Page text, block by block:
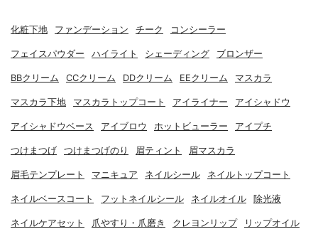
化粧下地 ファンデーション チーク コンシーラー
フェイスパウダー ハイライト シェーディング ブロンザー
BBクリーム CCクリーム DDクリーム EEクリーム マスカラ
マスカラ下地 マスカラトップコート アイライナー アイシャドウ
アイシャドウベース アイブロウ ホットビューラー アイプチ
つけまつげ つけまつげのり 眉ティント 眉マスカラ
眉毛テンプレート マニキュア ネイルシール ネイルトップコート
ネイルベースコート フットネイルシール ネイルオイル 除光液
ネイルケアセット 爪やすり・爪磨き クレヨンリップ リップオイル